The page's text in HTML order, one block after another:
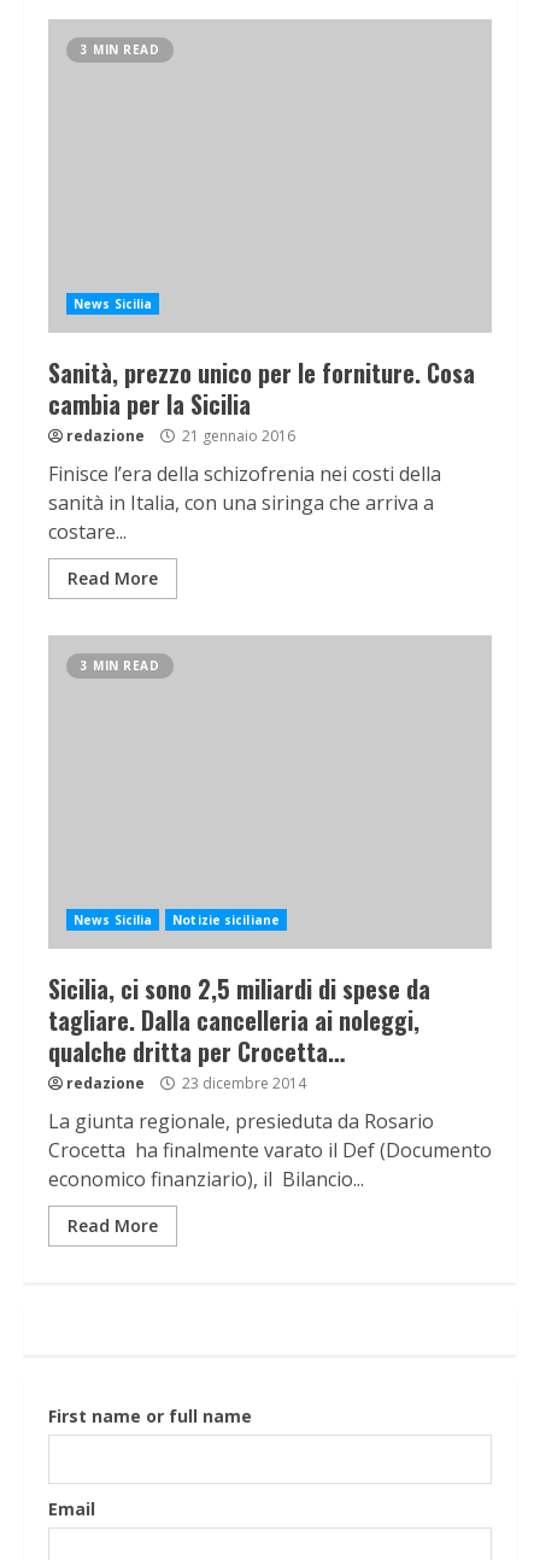
3 MIN READ
News Sicilia
Sanità, prezzo unico per le forniture. Cosa
cambia per la Sicilia
redazione 21 gennaio 2016
Finisce l’era della schizofrenia nei costi della
sanità in Italia, con una siringa che arriva a
costare...
Read More
3 MIN READ
News Sicilia Notizie siciliane
Sicilia, ci sono 2,5 miliardi di spese da
tagliare. Dalla cancelleria ai noleggi,
qualche dritta per Crocetta…
redazione 23 dicembre 2014
La giunta regionale, presieduta da Rosario
Crocetta ha finalmente varato il Def (Documento
economico finanziario), il Bilancio...
Read More
First name or full name
Email